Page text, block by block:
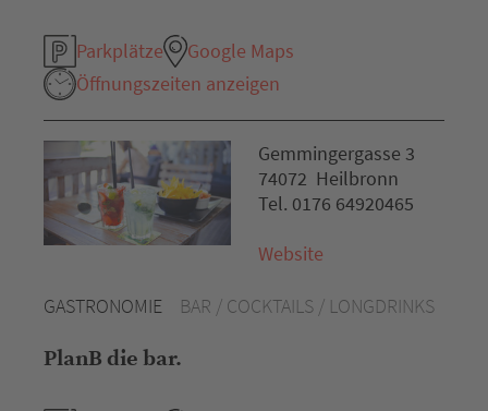
Parkplätze
Google Maps
Öffnungszeiten anzeigen
GASTRONOMIE BAR / COCKTAILS / LONGDRINKS
PlanB die bar.
Gemmingergasse 3
74072 Heilbronn
Tel. 0176 64920465
Website